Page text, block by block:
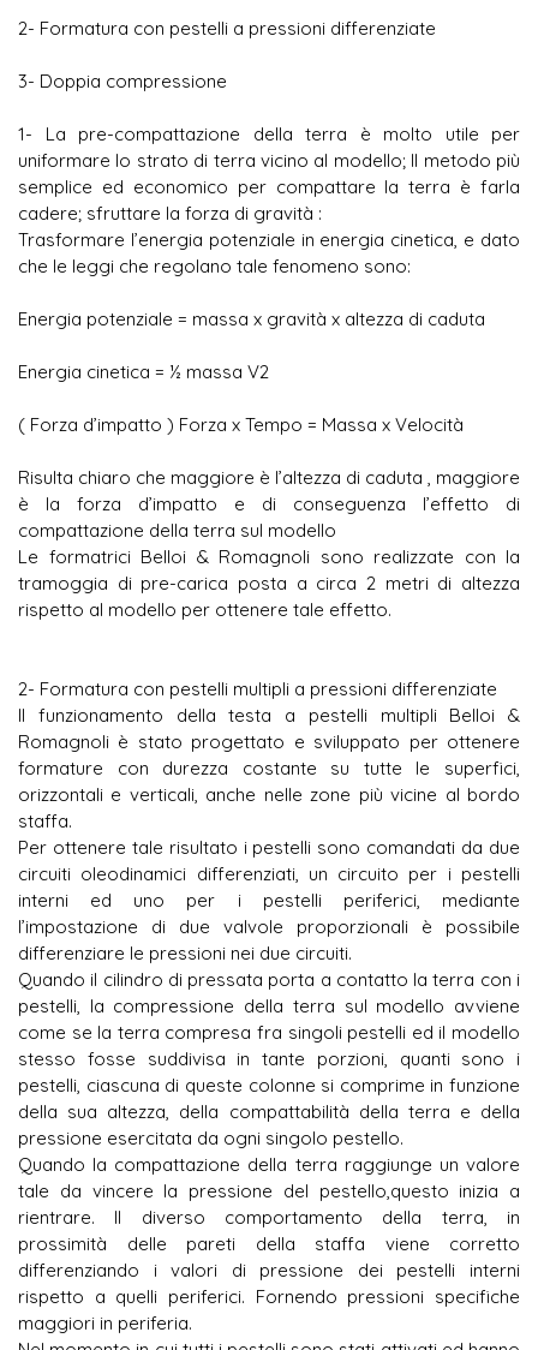
2- Formatura con pestelli a pressioni differenziate
3- Doppia compressione
1- La pre-compattazione della terra è molto utile per
uniformare lo strato di terra vicino al modello; Il metodo più
semplice ed economico per compattare la terra è farla
cadere; sfruttare la forza di gravità :
Trasformare l’energia potenziale in energia cinetica, e dato
che le leggi che regolano tale fenomeno sono:
Energia potenziale = massa x gravità x altezza di caduta
Energia cinetica = ½ massa V2
( Forza d’impatto ) Forza x Tempo = Massa x Velocità
Risulta chiaro che maggiore è l’altezza di caduta , maggiore
è la forza d’impatto e di conseguenza l’effetto di
compattazione della terra sul modello
Le formatrici Belloi & Romagnoli sono realizzate con la
tramoggia di pre-carica posta a circa 2 metri di altezza
rispetto al modello per ottenere tale effetto.
undersøker slike begreper for å forstå hvordan økonomiske
sikkerhetslag som beskytter brukerne — mer som et
2- Formatura con pestelli multipli a pressioni differenziate
Il funzionamento della testa a pestelli multipli Belloi &
Romagnoli è stato progettato e sviluppato per ottenere
formature con durezza costante su tutte le superfici,
orizzontali e verticali, anche nelle zone più vicine al bordo
staffa.
Per ottenere tale risultato i pestelli sono comandati da due
circuiti oleodinamici differenziati, un circuito per i pestelli
interni ed uno per i pestelli periferici, mediante
l’impostazione di due valvole proporzionali è possibile
differenziare le pressioni nei due circuiti.
Quando il cilindro di pressata porta a contatto la terra con i
pestelli, la compressione della terra sul modello avviene
come se la terra compresa fra singoli pestelli ed il modello
stesso fosse suddivisa in tante porzioni, quanti sono i
pestelli, ciascuna di queste colonne si comprime in funzione
della sua altezza, della compattabilità della terra e della
pressione esercitata da ogni singolo pestello.
Quando la compattazione della terra raggiunge un valore
tale da vincere la pressione del pestello,questo inizia a
rientrare. Il diverso comportamento della terra, in
prossimità delle pareti della staffa viene corretto
differenziando i valori di pressione dei pestelli interni
rispetto a quelli periferici. Fornendo pressioni specifiche
maggiori in periferia.